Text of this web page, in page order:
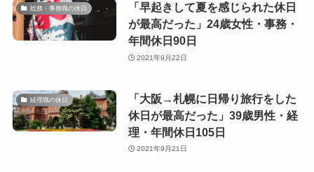
総務・事務職の休日
「早起きして夏を感じられた休日
が最高だった」24歳女性・事務・
年間休日90日
2021年9月22日
経理職の休日
「大阪→札幌に日帰り旅行をした
休日が最高だった」39歳男性・経
理・年間休日105日
2021年9月21日